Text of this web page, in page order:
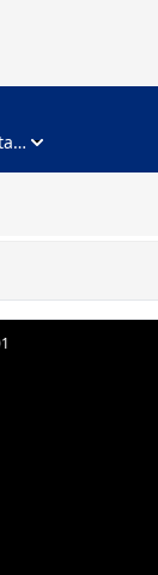
Noida, Gautam Buddha Nagar, Uttar Pradesh